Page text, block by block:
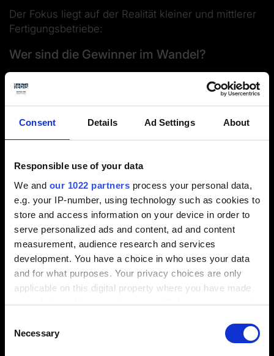
Consent Details Ad Settings About
Responsible use of your data
We and our 1022 partners process your personal data,
e.g. your IP-number, using technology such as cookies to
store and access information on your device in order to
serve personalized ads and content, ad and content
measurement, audience research and services
development. You have a choice in who uses your data
and for what purposes. Your privacy choices are only
applicable on this digital property where you have made
your choices. You can change or withdraw your consent
the Privacy trigger icon.
Selection
Necessary
Der Fokus liegt auf der Realität kleiner und mittlerer
Fertigungsbetriebe:
Wer sind die Gewinner im Wandel?
Wo liegen die größten Engpässe?
Und welche strategischen Weichen müssen
Sie interessieren sich für die
kompletten
Umfrageergebnisse?
Kompakt, ehrlich, praxisnah – exklusiv für